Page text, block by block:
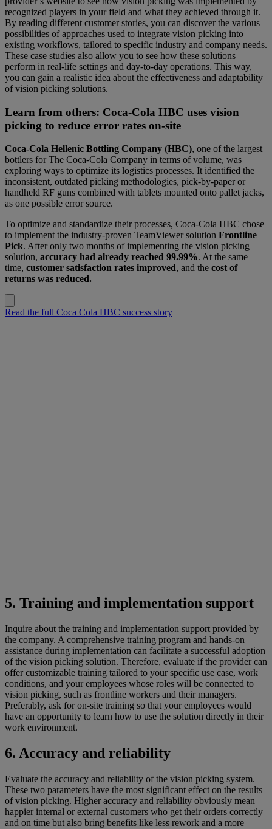
recognized players in your field and what they achieved through it.
By reading different customer stories, you can discover the various
possibilities of approaches used to integrate vision picking into
existing workflows, tailored to specific industry and company needs.
These case studies also allow you to see how these solutions
perform in real-life settings and day-to-day operations. This way,
you can gain a realistic idea about the effectiveness and adaptability
of vision picking solutions.
Learn from others: Coca-Cola HBC uses vision
picking to reduce error rates on-site
Coca-Cola Hellenic Bottling Company (HBC), one of the largest
bottlers for The Coca-Cola Company in terms of volume, was
exploring ways to optimize its logistics processes. It identified the
inconsistent, outdated picking methodologies, pick-by-paper or
handheld RF guns combined with tablets mounted onto pallet jacks,
as one possible error source.
To optimize and standardize their processes, Coca-Cola HBC chose
to implement the industry-proven TeamViewer solution Frontline
Pick. After only two months of implementing the vision picking
solution, accuracy had already reached 99.99%. At the same
time, customer satisfaction rates improved, and the cost of
returns was reduced.
Read the full Coca Cola HBC success story
5. Training and implementation support
Inquire about the training and implementation support provided by
the company. A comprehensive training program and hands-on
assistance during implementation can facilitate a successful adoption
of the vision picking solution. Therefore, evaluate if the provider can
offer customizable training tailored to your specific use case, work
conditions, and your employees whose roles will be connected to
vision picking, such as frontline workers and their managers.
Preferably, ask for on-site training so that your employees would
have an opportunity to learn how to use the solution directly in their
work environment.
6. Accuracy and reliability
Evaluate the accuracy and reliability of the vision picking system.
These two parameters have the most significant effect on the results
of vision picking. Higher accuracy and reliability obviously mean
happier internal or external customers who get their orders correctly
and on time but also bring benefits like less rework and a more